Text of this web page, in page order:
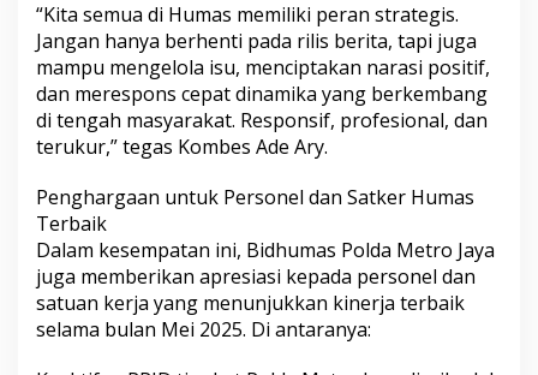
“Kita semua di Humas memiliki peran strategis.
Jangan hanya berhenti pada rilis berita, tapi juga
mampu mengelola isu, menciptakan narasi positif,
dan merespons cepat dinamika yang berkembang
di tengah masyarakat. Responsif, profesional, dan
terukur,” tegas Kombes Ade Ary.
Penghargaan untuk Personel dan Satker Humas
Terbaik
Dalam kesempatan ini, Bidhumas Polda Metro Jaya
juga memberikan apresiasi kepada personel dan
satuan kerja yang menunjukkan kinerja terbaik
selama bulan Mei 2025. Di antaranya: